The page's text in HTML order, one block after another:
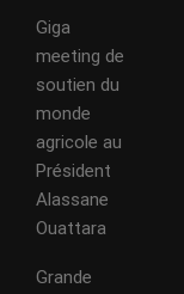
Giga
meeting de
soutien du
monde
agricole au
Président
Alassane
Ouattara
Grande